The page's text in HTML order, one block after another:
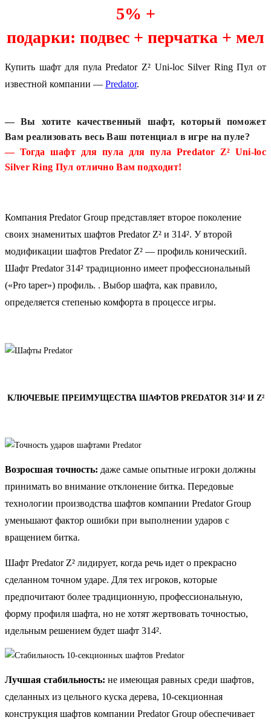
5% +
подарки: подвес + перчатка + мел
Купить шафт для пула Predator Z² Uni-loc Silver Ring Пул от
известной компании — Predator.
— Вы хотите качественный шафт, который поможет
Вам реализовать весь Ваш потенциал в игре на пуле?
— Тогда шафт для пула для пула Predator Z² Uni-loc
Silver Ring Пул отлично Вам подходит!
Компания Predator Group представляет второе поколение
своих знаменитых шафтов Predator Z² и 314². У второй
модификации шафтов Predator Z² — профиль конический.
Шафт Predator 314² традиционно имеет профессиональный
(«Pro taper») профиль. . Выбор шафта, как правило,
определяется степенью комфорта в процессе игры.
КЛЮЧЕВЫЕ ПРЕИМУЩЕСТВА ШАФТОВ PREDATOR 314² И Z²
Возросшая точность: даже самые опытные игроки должны
принимать во внимание отклонение битка. Передовые
технологии производства шафтов компании Predator Group
уменьшают фактор ошибки при выполнении ударов с
вращением битка.
Шафт Predator Z² лидирует, когда речь идет о прекрасно
сделанном точном ударе. Для тех игроков, которые
предпочитают более традиционную, профессиональную,
форму профиля шафта, но не хотят жертвовать точностью,
идельным решением будет шафт 314².
Лучшая стабильность: не имеющая равных среди шафтов,
сделанных из цельного куска дерева, 10-секционная
конструкция шафтов компании Predator Group обеспечивает